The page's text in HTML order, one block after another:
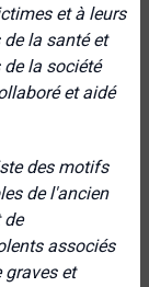
et à leurs
la santé et
la société
et aidé
des motifs
de l'ancien
de
associés
et